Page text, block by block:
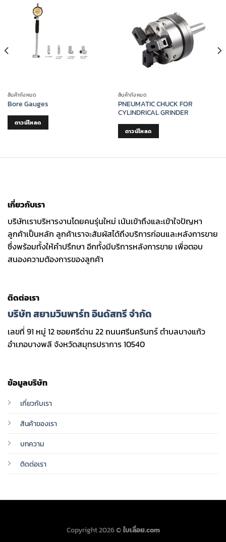
สินค้าทั้งหมด
Bore Gauges
ดาวน์โหลด
สินค้าทั้งหมด
PNEUMATIC CHUCK FOR
CYLINDRICAL GRINDER
ดาวน์โหลด
เกี่ยวกับเรา
บริษัทเราบริหารงานโดยคนรุ่นใหม่ เน้นเข้าถึงและเข้าใจปัญหา
ลูกค้าเป็นหลัก ลูกค้าเราจะสัมผัสได้ถึงบริการก่อนและหลังการขาย
ซึ่งพร้อมทั้งให้คำปรึกษา อีกทั้งมีบริการหลังการขาย เพื่อตอบ
สนองความต้องการของลูกค้า
ข้อมูลบริษัท
เกี่ยวกับเรา
สินค้าของเรา
บทความ
ติดต่อเรา
ติดต่อเรา
บริษัท สยามวินพาร์ท อินดัสทรี จำกัด
เลขที่ 91 หมู่ 12 ซอยศรีด่าน 22 ถนนศรีนครินทร์ ตำบลบางแก้ว
อำเภอบางพลี จังหวัดสมุทรปราการ 10540
Copyright 2026 ©ใบเลื่อย.com